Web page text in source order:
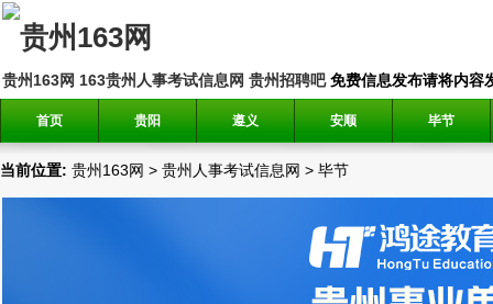
贵州163网 163贵州人事考试信息网 贵州招聘吧免费信息发布请将内容
首页 贵阳 遵义 安顺 毕节
当前位置: 贵州163网 > 贵州人事考试信息网 > 毕节